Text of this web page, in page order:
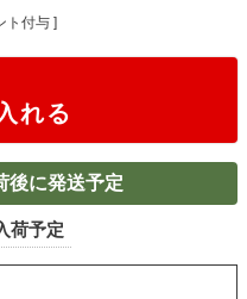
ト付与 ]
れる
後に発送予定
荷予定